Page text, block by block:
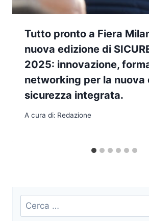
Tutto pronto a Fiera
nuova edizione di
2025: innovazione,
networking per la nuova
sicurezza integrata.
A cura di: Redazione
Ricerca
per: